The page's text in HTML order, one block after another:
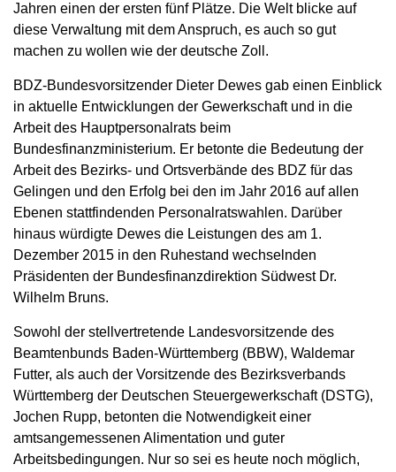
Jahren einen der ersten fünf Plätze. Die Welt blicke auf
diese Verwaltung mit dem Anspruch, es auch so gut
machen zu wollen wie der deutsche Zoll.
BDZ-Bundesvorsitzender Dieter Dewes gab einen Einblick
in aktuelle Entwicklungen der Gewerkschaft und in die
Arbeit des Hauptpersonalrats beim
Bundesfinanzministerium. Er betonte die Bedeutung der
Arbeit des Bezirks- und Ortsverbände des BDZ für das
Gelingen und den Erfolg bei den im Jahr 2016 auf allen
Ebenen stattfindenden Personalratswahlen. Darüber
hinaus würdigte Dewes die Leistungen des am 1.
Dezember 2015 in den Ruhestand wechselnden
Präsidenten der Bundesfinanzdirektion Südwest Dr.
Wilhelm Bruns.
Sowohl der stellvertretende Landesvorsitzende des
Beamtenbunds Baden-Württemberg (BBW), Waldemar
Futter, als auch der Vorsitzende des Bezirksverbands
Württemberg der Deutschen Steuergewerkschaft (DSTG),
Jochen Rupp, betonten die Notwendigkeit einer
amtsangemessenen Alimentation und guter
Arbeitsbedingungen. Nur so sei es heute noch möglich,